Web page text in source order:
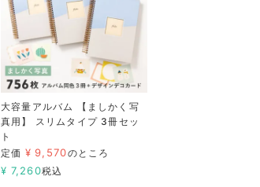
大容量アルバム 【ましかく写
真用】 スリムタイプ 3冊セッ
ト
定価 ¥ 9,570のところ
¥ 7,260税込